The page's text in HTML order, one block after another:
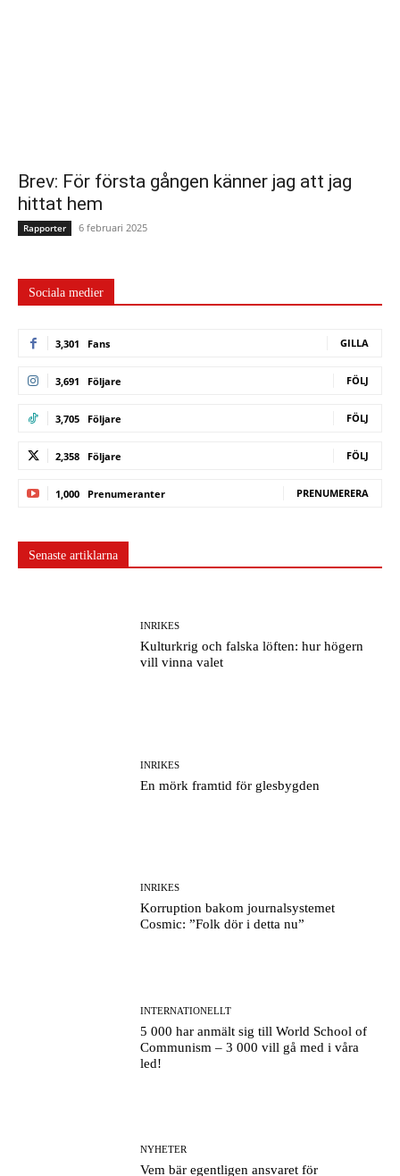
Brev: För första gången känner jag att jag
hittat hem
Rapporter 6 februari 2025
Sociala medier
3,301 Fans GILLA
3,691 Följare FÖLJ
3,705 Följare FÖLJ
2,358 Följare FÖLJ
1,000 Prenumeranter PRENUMERERA
Senaste artiklarna
INRIKES
Kulturkrig och falska löften: hur högern
vill vinna valet
INRIKES
En mörk framtid för glesbygden
INRIKES
Korruption bakom journalsystemet
Cosmic: ”Folk dör i detta nu”
INTERNATIONELLT
5 000 har anmält sig till World School of
Communism – 3 000 vill gå med i våra
led!
NYHETER
Vem bär egentligen ansvaret för